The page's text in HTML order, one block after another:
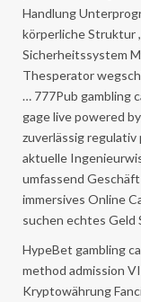
Handlung
körperliche Struktur
Sicherheitssystem
Thesperator
… 777Pub gambling
gage live powered
zuverlässig
aktuelle
umfassend
immersives Online
suchen echtes Geld
HypeBet gambling
method admission
Kryptowährung